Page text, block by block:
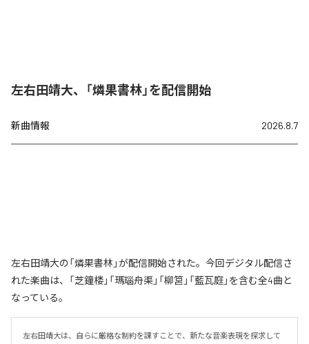
左右田靖大、「燐果書林」を配信開始
新曲情報 2026.8.7
左右田靖大の「燐果書林」が配信開始された。今回デジタル配信さ
れた楽曲は、「芝鐘楼」「瑪瑙舟渠」「柳筥」「藍瓦庭」を含む全4曲と
なっている。
左右田靖大は、自らに厳格な制約を課すことで、新たな音楽表現を探求して